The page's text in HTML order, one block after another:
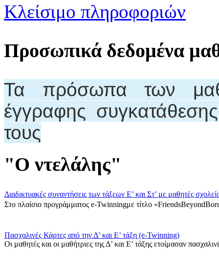
Κλείσιμο πληροφοριών
Προσωπικά δεδομένα
Τα πρόσωπα των
έγγραφης
τους
"Ο ντελάλης"
Διαδικτυακές συναντήσεις των τάξεων Ε’ και Στ’ με μαθητές
Στο πλαίσιο προγράμματος e-Twinningμε τίτλο
Πασχαλινές Κάρτες από την Δ’ και Ε’ τάξη (e-Twinning)
Οι μαθητές και οι μαθήτριες της Δ’ και Ε’ τάξης ετοίμασαν